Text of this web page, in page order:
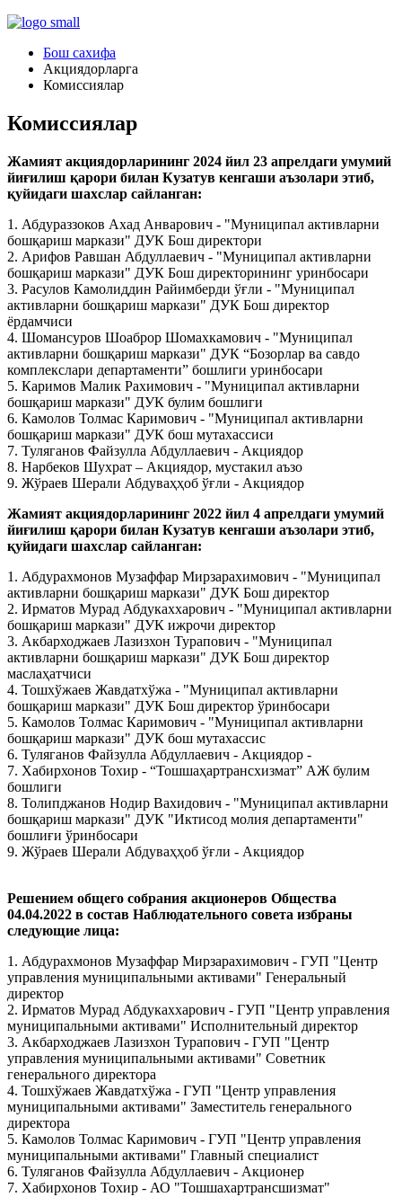
Бош сахифа
Акциядорларга
Комиссиялар
Комиссиялар
Жамият акциядорларининг 2024 йил 23 апрелдаги умумий
йиғилиш қарори билан Кузатув кенгаши аъзолари этиб,
қуйидаги шахслар сайланган:
1. Абдураззоков Ахад Анварович - "Муниципал активларни
бошқариш маркази" ДУК Бош директори
2. Арифов Равшан Абдуллаевич - "Муниципал активларни
бошқариш маркази" ДУК Бош директорининг уринбосари
3. Расулов Камолиддин Райимберди ўғли - "Муниципал
активларни бошқариш маркази" ДУК Бош директор
ёрдамчиси
4. Шомансуров Шоаброр Шомахкамович - "Муниципал
активларни бошқариш маркази" ДУК “Бозорлар ва савдо
комплекслари департаменти” бошлиги уринбосари
5. Каримов Малик Рахимович - "Муниципал активларни
бошқариш маркази" ДУК булим бошлиги
6. Камолов Толмас Каримович - "Муниципал активларни
бошқариш маркази" ДУК бош мутахассиси
7. Туляганов Файзулла Абдуллаевич - Aкциядор
8. Нарбеков Шухрат – Акциядор, мустакил аъзо
9. Жўраев Шерали Абдуваҳҳоб ўғли - Акциядор
Жамият акциядорларининг 2022 йил 4 апрелдаги умумий
йиғилиш қарори билан Кузатув кенгаши аъзолари этиб,
қуйидаги шахслар сайланган:
1. Абдурахмонов Музаффар Мирзарахимович - "Муниципал
активларни бошқариш маркази" ДУК Бош директор
2. Ирматов Мурад Абдукаххарович - "Муниципал активларни
бошқариш маркази" ДУК ижрочи директор
3. Акбарходжаев Лазизхон Турапович - "Муниципал
активларни бошқариш маркази" ДУК Бош директор
маслаҳатчиси
4. Тошхўжаев Жавдатхўжа - "Муниципал активларни
бошқариш маркази" ДУК Бош директор ўринбосари
5. Камолов Толмас Каримович - "Муниципал активларни
бошқариш маркази" ДУК бош мутахассис
6. Туляганов Файзулла Абдуллаевич - Aкциядор -
7. Хабирхонов Тохир - “Тошшаҳартрансхизмат” АЖ булим
бошлиги
8. Толипджанов Нодир Вахидович - "Муниципал активларни
бошқариш маркази" ДУК "Иктисод молия департаменти"
бошлиғи ўринбосари
9. Жўраев Шерали Абдуваҳҳоб ўғли - Акциядор
Решением общего собрания акционеров Общества
04.04.2022 в состав Наблюдательного совета избраны
следующие лица:
1. Абдурахмонов Музаффар Мирзарахимович - ГУП "Центр
управления муниципальными активами" Генеральный
директор
2. Ирматов Мурад Абдукаххарович - ГУП "Центр управления
муниципальными активами" Исполнительный директор
3. Акбарходжаев Лазизхон Турапович - ГУП "Центр
управления муниципальными активами" Советник
генерального директора
4. Тошхўжаев Жавдатхўжа - ГУП "Центр управления
муниципальными активами" Заместитель генерального
директора
5. Камолов Толмас Каримович - ГУП "Центр управления
муниципальными активами" Главный специалист
6. Туляганов Файзулла Абдуллаевич - Aкционер
7. Хабирхонов Тохир - АО "Тошшахартрансшизмат"